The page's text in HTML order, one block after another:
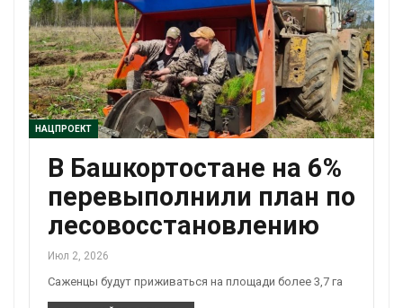
НАЦПРОЕКТ
В Башкортостане на 6%
перевыполнили план по
лесовосстановлению
Июл 2, 2026
Саженцы будут приживаться на площади более 3,7 га